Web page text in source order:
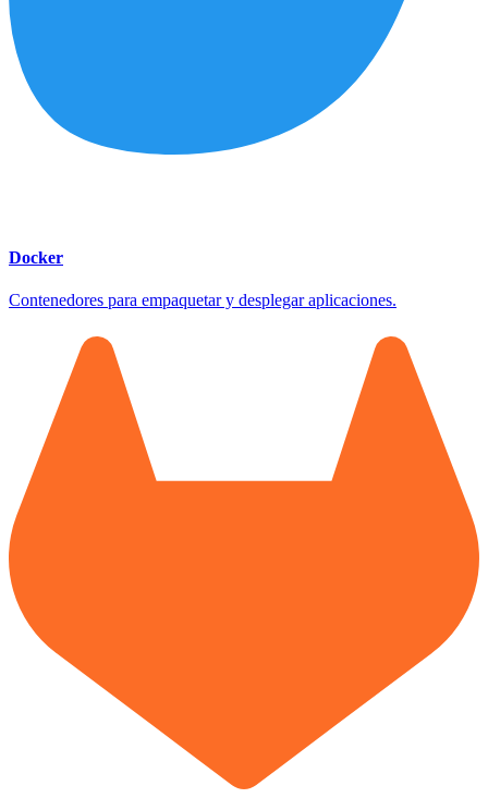
Docker
Contenedores para empaquetar y desplegar aplicaciones.